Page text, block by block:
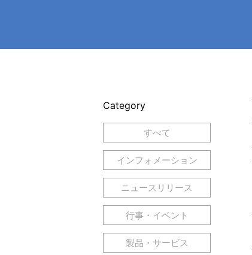
Category
すべて
インフォメーション
ニュースリリース
行事・イベント
製品・サービス